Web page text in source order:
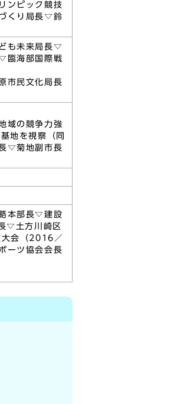
ンピック競技
くり局長▽鈴
も未来局長▽
臨海部国際戦
市民文化局長
域の競争力強
地を視察（同
▽菊地副市長
本部長▽建設
▽土方川崎区
会（2016／
ーツ協会会長